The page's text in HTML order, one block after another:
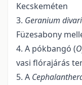
Kecskeméten
3. Geranium
Füzesabony
4. A pókbangó (
vasi flórajárás
5. A